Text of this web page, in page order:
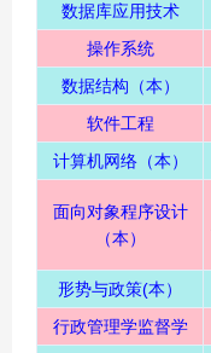
数据库应用技术
操作系统
数据结构（本）
软件工程
计算机网络（本）
面向对象程序设计
（本）
形势与政策(本）
行政管理学监督学